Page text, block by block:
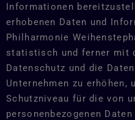
Informationen
erhobenen Daten und
Philharmonie
statistisch und ferner mit
Datenschutz und die
Unternehmen zu
Schutzniveau für die von
personenbezogenen